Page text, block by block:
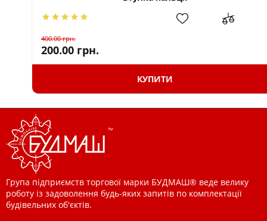
400.00грн.
200.00 грн.
КУПИТИ
Група підприємств торгової марки БУДМАШ® веде велику
роботу із задоволення будь-яких запитів по комплектації
будівельних об'єктів.